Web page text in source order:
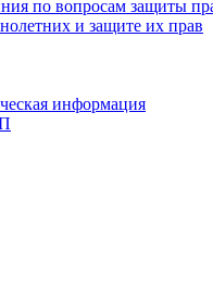
по вопросам защиты
и защите их прав
информация